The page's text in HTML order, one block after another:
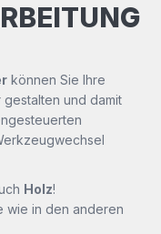
können Sie Ihre
und damit
Holz!
wie in den anderen